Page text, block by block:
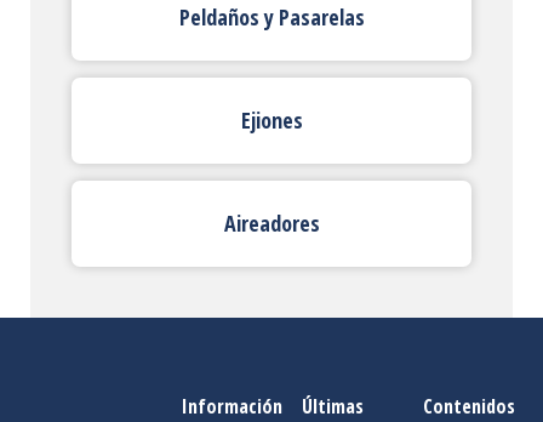
Peldaños y Pasarelas
Ejiones
Aireadores
Información
Últimas
Contenidos